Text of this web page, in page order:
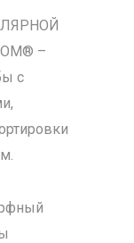
–
с